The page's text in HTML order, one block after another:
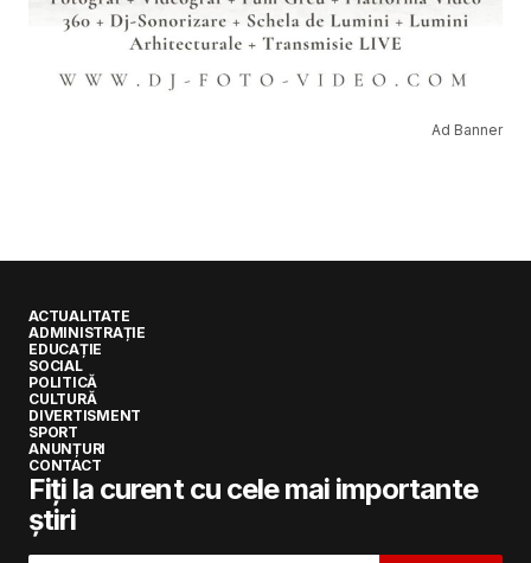
Ad Banner
ACTUALITATE
ADMINISTRAȚIE
EDUCAȚIE
SOCIAL
POLITICĂ
CULTURĂ
DIVERTISMENT
SPORT
ANUNȚURI
CONTACT
Fiți la curent cu cele mai importante
știri